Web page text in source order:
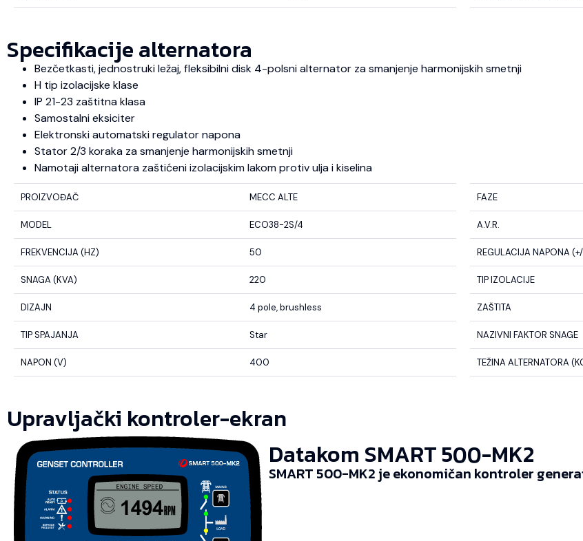
Specifikacije alternatora
Bezčetkasti, jednostruki ležaj, fleksibilni disk 4-polsni alternator za smanjenje harmonijskih smetnji
H tip izolacijske klase
IP 21-23 zaštitna klasa
Samostalni eksiciter
Elektronski automatski regulator napona
Stator 2/3 koraka za smanjenje harmonijskih smetnji
Namotaji alternatora zaštićeni izolacijskim lakom protiv ulja i kiselina
PROIZVOĐAČ MECC ALTE
MODEL ECO38-2S/4
FREKVENCIJA (HZ) 50
SNAGA (KVA) 220
DIZAJN 4 pole, brushless
TIP SPAJANJA Star
NAPON (V) 400
FAZE
A.V.R.
REGULACIJA NAPONA
TIP IZOLACIJE
ZAŠTITA
NAZIVNI FAKTOR SNAGE
TEŽINA ALTERNATORA
Upravljački kontroler-ekran
Datakom SMART 500-MK2
SMART 500-MK2 je ekonomičan kontroler